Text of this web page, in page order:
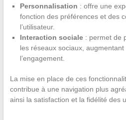
Personnalisation : offre une
fonction des préférences et des
l’utilisateur.
Interaction sociale: permet de
les réseaux sociaux,
l’engagement.
La mise en place de ces
contribue à une navigation plus
ainsi la satisfaction et la fidélité des